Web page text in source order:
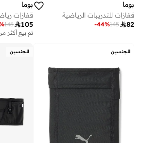
بوما
قفازات للتدريبات الرياضية
82
145
-44%
بوما
105
145
تم بيع أكثر من 20
للجنسين للجنسين